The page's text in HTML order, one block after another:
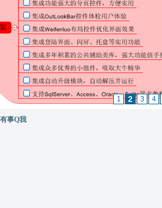
1 2 3 4